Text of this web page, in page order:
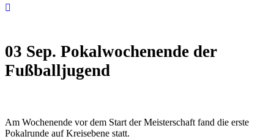
03 Sep. Pokalwochenende der
Fußballjugend
Am Wochenende vor dem Start der Meisterschaft fand die erste
Pokalrunde auf Kreisebene statt.